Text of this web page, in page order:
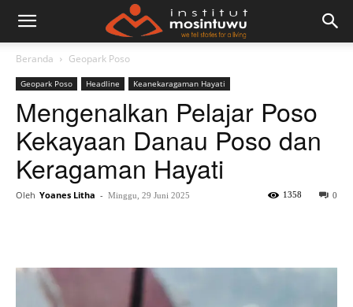
Beranda Geopark Poso
Geopark Poso Headline Keanekaragaman Hayati
Mengenalkan Pelajar Poso
Kekayaan Danau Poso dan
Keragaman Hayati
Oleh Yoanes Litha - Minggu, 29 Juni 2025 0
1358